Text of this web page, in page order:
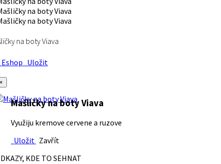
na boty Viava
Uložit
Mašličky na boty Viava
Využiju kremove cervene a ruzove
Uložit Zavřít
KDE TO SEHNAT